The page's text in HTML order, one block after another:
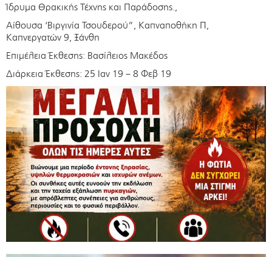
Ίδρυμα Θρακικής Τέχνης και Παράδοσης.,
Αίθουσα ‘Βιργινία Τσουδερού”, Καπναποθήκη Π,
Καπνεργατών 9, Ξάνθη
Επιμέλεια Έκθεσης: Βασίλειος Μακέδος
Διάρκεια Έκθεσης: 25 Ιαν 19 – 8 Φεβ 19